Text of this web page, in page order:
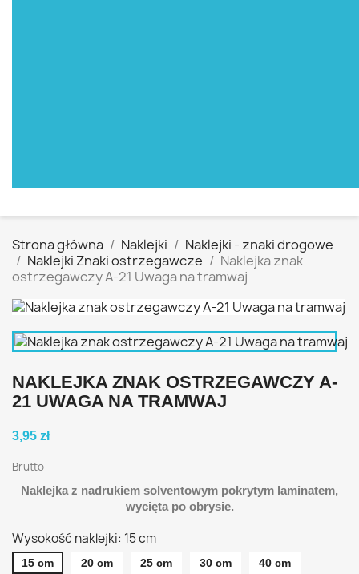
Strona główna Naklejki
Naklejki - znaki drogowe
Naklejki Znaki ostrzegawcze
Naklejka znak
ostrzegawczy A-21 Uwaga na tramwaj
NAKLEJKA ZNAK OSTRZEGAWCZY A-
21 UWAGA NA TRAMWAJ
3,95 zł
Brutto
Naklejka z nadrukiem solventowym pokrytym laminatem,
wycięta po obrysie.
Wysokość naklejki: 15 cm
15 cm 20 cm 25 cm 30 cm 40 cm